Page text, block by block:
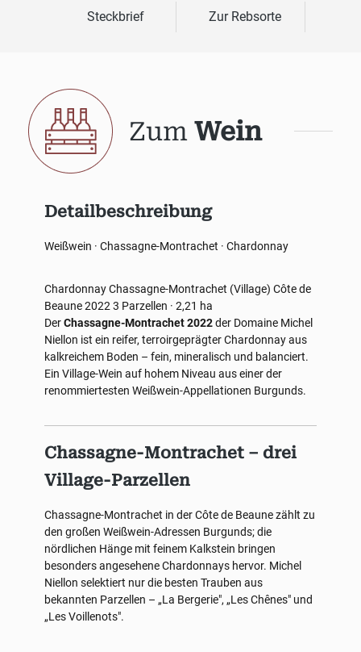
Steckbrief Zur Rebsorte
Zum Wein
Detailbeschreibung
Weißwein · Chassagne-Montrachet · Chardonnay
ChardonnayChassagne-Montrachet (Village) Côte de
Beaune2022 3 Parzellen · 2,21 ha
DerChassagne-Montrachet 2022der Domaine Michel
Niellon ist ein reifer, terroirgeprägter Chardonnay aus
kalkreichem Boden – fein, mineralisch und balanciert.
Ein Village-Wein auf hohem Niveau aus einer der
renommiertesten Weißwein-Appellationen Burgunds.
Chassagne-Montrachet – drei
Village-Parzellen
Chassagne-Montrachet in der Côte de Beaune zählt zu
den großen Weißwein-Adressen Burgunds; die
nördlichen Hänge mit feinem Kalkstein bringen
besonders angesehene Chardonnays hervor. Michel
Niellon selektiert nur die besten Trauben aus
bekannten Parzellen – „La Bergerie", „Les Chênes" und
„Les Voillenots".